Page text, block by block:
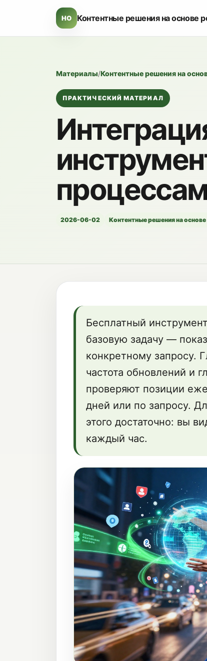
HO Контентные решения на основе
Материалы/Контентные решения на
ПРАКТИЧЕСКИЙ МАТЕРИАЛ
2026-06-02 Контентные решения на основе
Бесплатный
базовую задачу —
конкретному запросу.
частота обновлений и
проверяют позиции
дней или по запросу.
этого достаточно: вы
каждый час.